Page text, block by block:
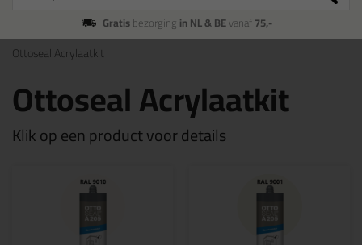
Gratisbezorging in NL & BEvanaf75,-
Ottoseal Acrylaatkit
Ottoseal Acrylaatkit
Klik op een product voor details